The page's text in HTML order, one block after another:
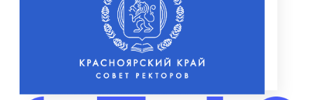
ВНИМАНИЕ! ОБЪЯВЛЕН ПРИЕМ
ДОПОЛНИТЕЛЬНЫЕ
ОБЩЕОБРАЗОВАТЕЛЬНЫЕ
ПРОГРАММЫ